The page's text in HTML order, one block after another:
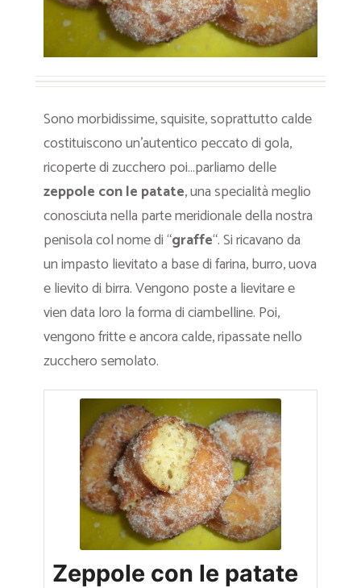
Sono morbidissime, squisite, soprattutto calde
costituiscono un’autentico peccato di gola,
ricoperte di zucchero poi…parliamo delle
zeppole con le patate, una specialità meglio
conosciuta nella parte meridionale della nostra
penisola col nome di “graffe“. Si ricavano da
un impasto lievitato a base di farina, burro, uova
e lievito di birra. Vengono poste a lievitare e
vien data loro la forma di ciambelline. Poi,
vengono fritte e ancora calde, ripassate nello
zucchero semolato.
Zeppole con le patate